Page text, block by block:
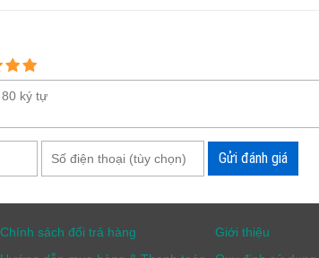
Gửi đánh giá
Chính sách đổi trả hàng
Giới thiệu